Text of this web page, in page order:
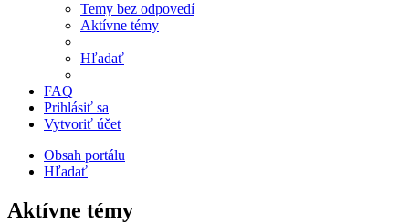
Temy bez odpovedí
Aktívne témy
Hľadať
FAQ
Prihlásiť sa
Vytvoriť účet
Obsah portálu
Hľadať
Aktívne témy